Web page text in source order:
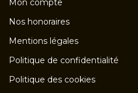
Mon compte
Nos honoraires
Mentions légales
Politique de confidentialité
Politique des cookies